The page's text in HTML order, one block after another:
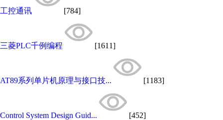
工控通讯 [784]
三菱PLC千例编程 [1611]
AT89系列单片机原理与接口技... [1183]
Control System Design Guid... [452]